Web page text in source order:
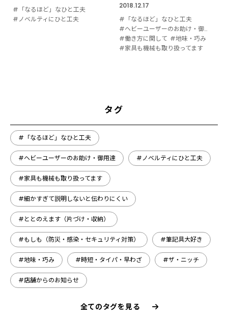
#「なるほど」なひと工夫
#ノベルティにひと工夫
2018.12.17
#「なるほど」なひと工夫
#ヘビーユーザーのお助け・御用達
#働き方に関して #地味・巧み
#家具も機械も取り扱ってます
タグ
#「なるほど」なひと工夫
#ヘビーユーザーのお助け・御用達 #ノベルティにひと工夫
#家具も機械も取り扱ってます
#細かすぎて説明しないと伝わりにくい
#ととのえます（片づけ・収納）
#もしも（防災・感染・セキュリティ対策） #筆記具大好き
#地味・巧み #時短・タイパ・早わざ #ザ・ニッチ
#店舗からのお知らせ
全てのタグを見る